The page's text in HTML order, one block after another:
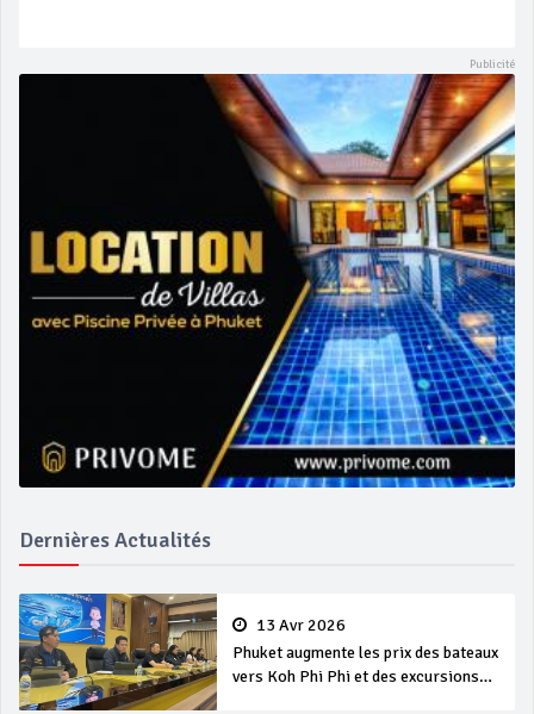
Dernières Actualités
13 Avr 2026
Phuket augmente les prix des bateaux
vers Koh Phi Phi et des excursions